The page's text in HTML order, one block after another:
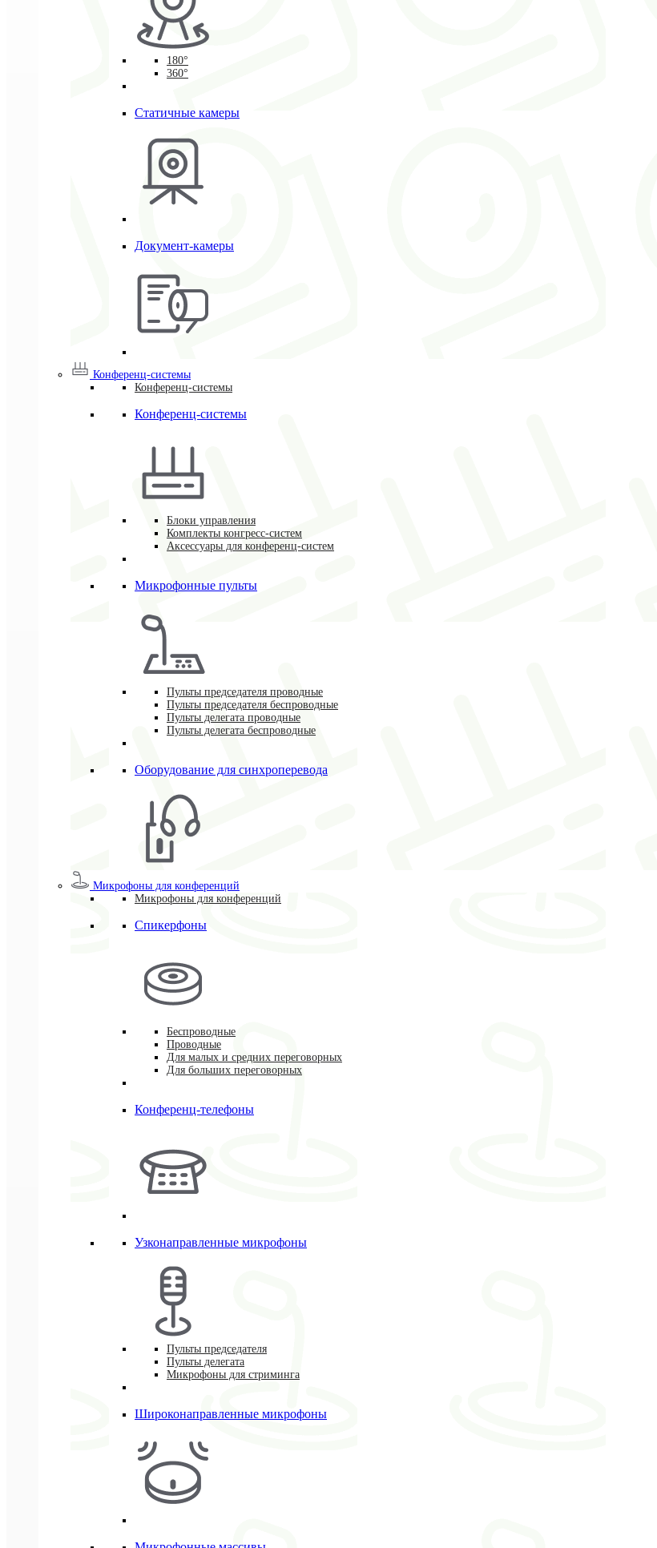
180°
360°
Статичные камеры
Документ-камеры
Конференц-системы
Конференц-системы
Конференц-системы
Блоки управления
Комплекты конгресс-систем
Аксессуары для конференц-систем
Микрофонные пульты
Пульты председателя проводные
Пульты председателя беспроводные
Пульты делегата проводные
Пульты делегата беспроводные
Оборудование для синхроперевода
Микрофоны для конференций
Микрофоны для конференций
Спикерфоны
Беспроводные
Проводные
Для малых и средних переговорных
Для больших переговорных
Конференц-телефоны
Узконаправленные микрофоны
Пульты председателя
Пульты делегата
Микрофоны для стриминга
Широконаправленные микрофоны